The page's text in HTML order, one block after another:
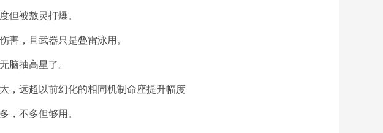
但被敖灵打爆。
害，且武器只是叠雷泳用。
脑抽高星了。
，远超以前幻化的相同机制命座提升幅度
，不多但够用。